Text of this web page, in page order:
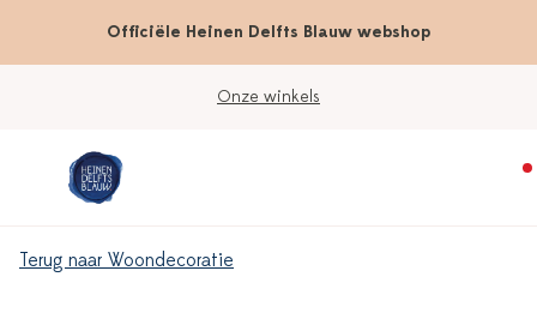
Officiële Heinen Delfts Blauw webshop
Onze winkels
Terug naar Woondecoratie